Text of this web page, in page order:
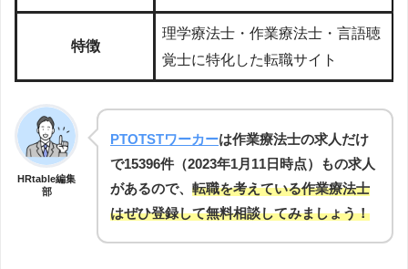
特徴
理学療法士・作業療法士・言語聴
覚士に特化した転職サイト
HRtable編集
部
PTOTSTワーカーは作業療法士の求人だけ
で15396件（2023年1月11日時点）もの求人
があるので、 転職を考えている作業療法士
はぜひ登録して無料相談してみましょう！